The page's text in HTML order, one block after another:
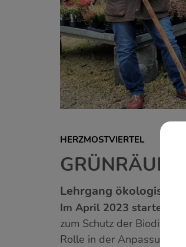
HERZMOSTVIERTEL
Lehrgang
Im April 2023 startet der
zum Schutz der
Rolle in der Anpassung